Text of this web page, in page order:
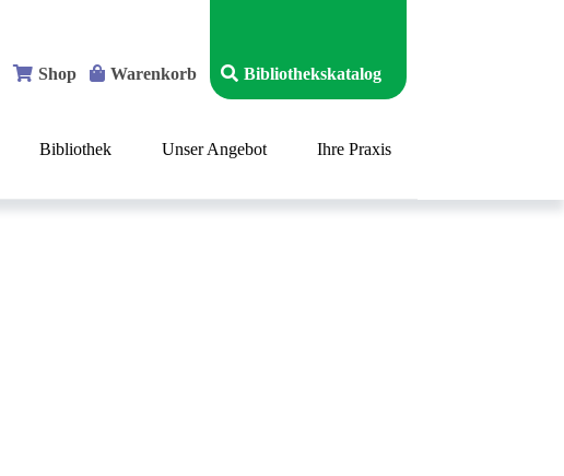
Shop Warenkorb Bibliothekskatalog
Bibliothek Unser Angebot Ihre Praxis